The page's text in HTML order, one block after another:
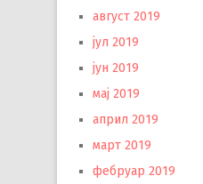
август 2019
јул 2019
јун 2019
мај 2019
април 2019
март 2019
фебруар 2019